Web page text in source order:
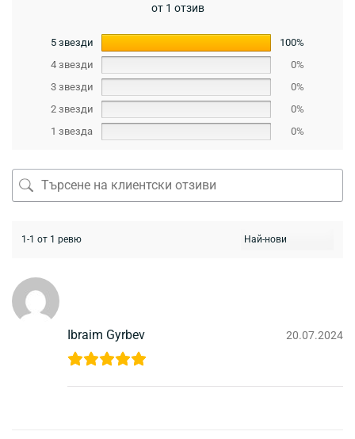
от 1 отзив
5 звезди
100%
4 звезди
0%
3 звезди
0%
2 звезди
0%
1 звезда
0%
1-1 от 1 ревю
Ibraim Gyrbev 20.07.2024